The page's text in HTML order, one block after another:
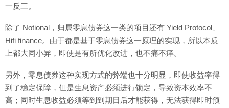
一反三。
除了 Notional，归属零息债券这一类的项目还有 Yield Protocol、
Hifi finance。由于都是基于零息债券这一原理的实现，所以本质
上都大同小异，即使是有所优化改进，也不痛不痒。
另外，零息债券这种实现方式的弊端也十分明显，即使收益率得
到了稳定保障，但是生息资产必须进行锁定，导致资本效率不
高；同时生息收益必须等到到期日后才能获得，无法获得即时预